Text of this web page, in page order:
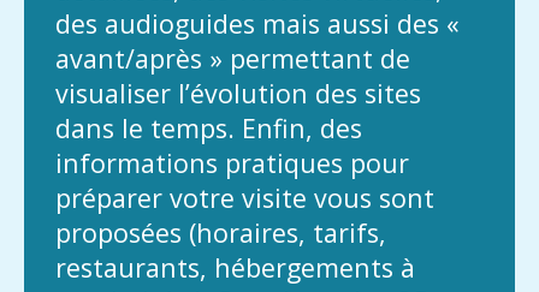
des audioguides mais aussi des «
avant/après » permettant de
visualiser l’évolution des sites
dans le temps. Enfin, des
informations pratiques pour
préparer votre visite vous sont
proposées (horaires, tarifs,
restaurants, hébergements à